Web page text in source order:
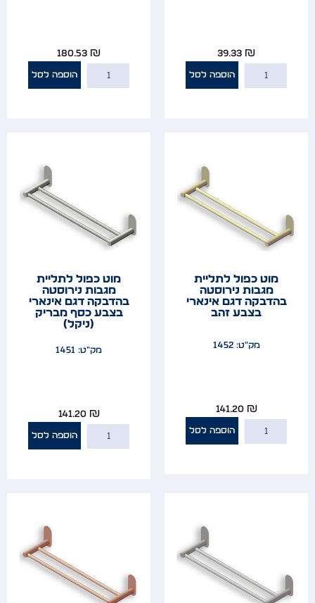
39.33₪
הוספה לסל
180.53₪
הוספה לסל
מוט כפול לתליית
מגבות נירוסטה
בהדבקה דגם אינארי
בצבע זהב
מק"ט: 1452
141.20₪
הוספה לסל
מוט כפול לתליית
מגבות נירוסטה
בהדבקה דגם אינארי
בצבע כסף מבריק
(ניקל)
מק"ט: 1451
141.20₪
הוספה לסל